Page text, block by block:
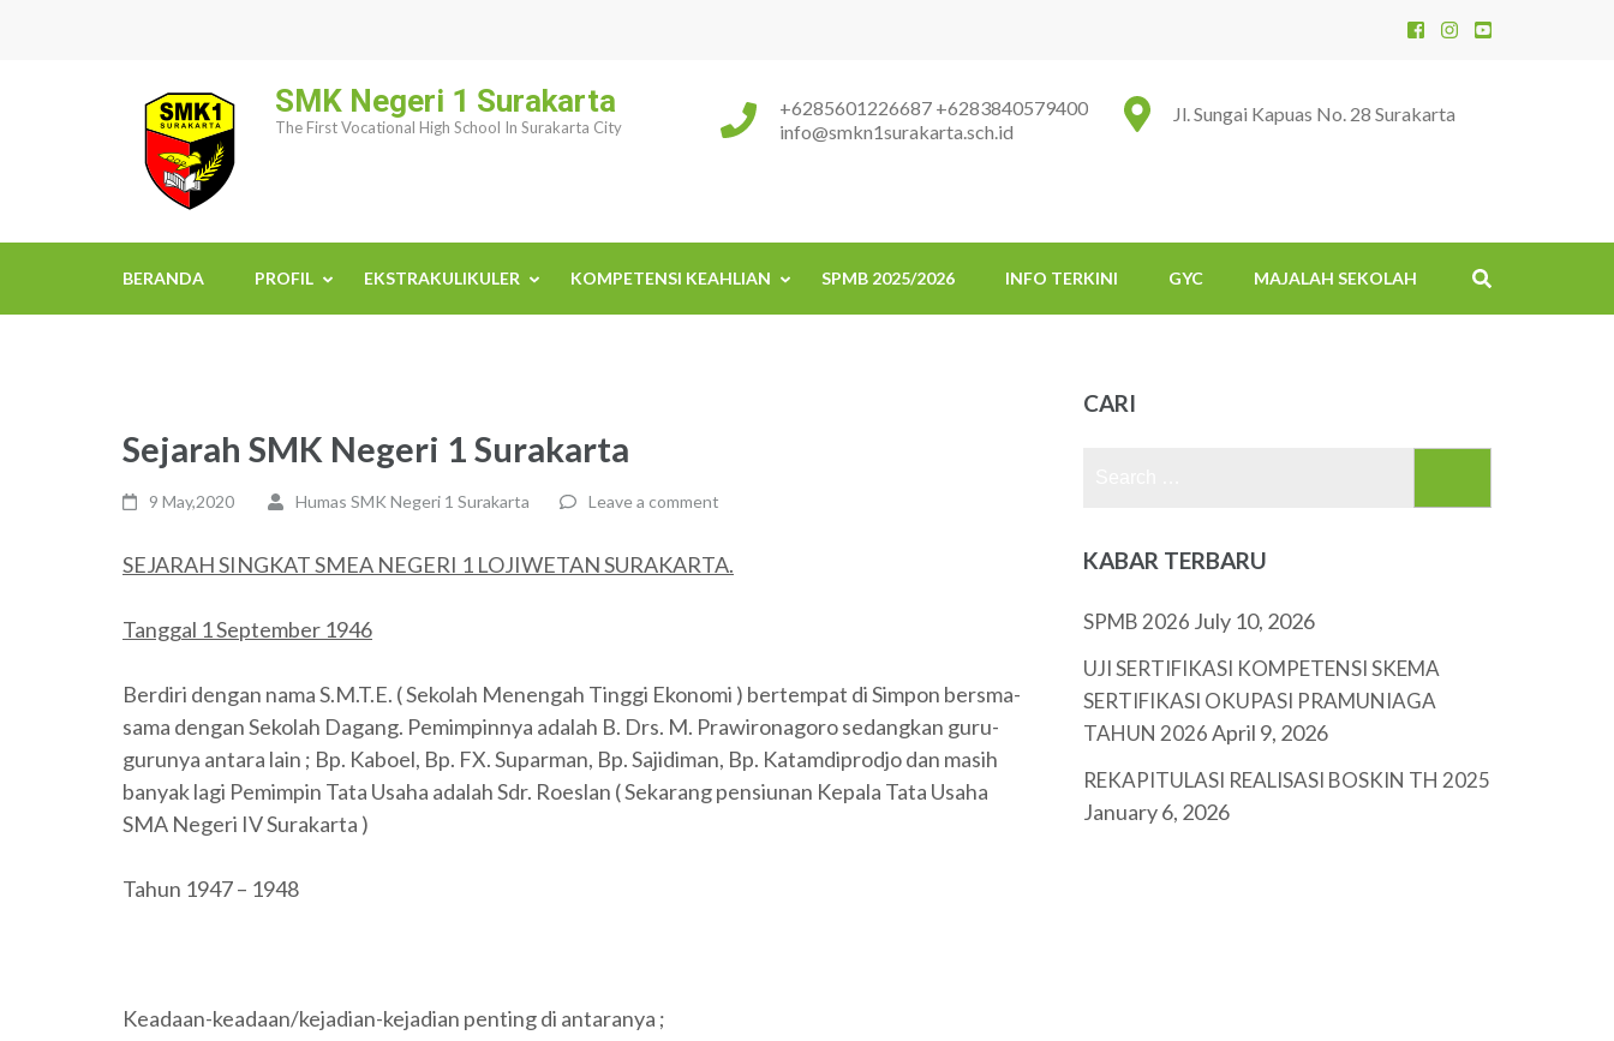
SMK Negeri 1 Surakarta
The First Vocational High School In Surakarta City
Jl. Sungai Kapuas No. 28 Surakarta
+6285601226687 +6283840579400
info@smkn1surakarta.sch.id
BERANDA PROFIL EKSTRAKULIKULER KOMPETENSI KEAHLIAN SPMB 2025/2026 INFO TERKINI GYC MAJALAH SEKOLAH
Sejarah SMK Negeri 1 Surakarta
9 May,2020 Humas SMK Negeri 1 Surakarta Leave a comment
SEJARAH SINGKAT SMEA NEGERI 1 LOJIWETAN SURAKARTA.
Tanggal 1 September 1946
Berdiri dengan nama S.M.T.E. ( Sekolah Menengah Tinggi Ekonomi ) bertempat di Simpon bersma-
sama dengan Sekolah Dagang. Pemimpinnya adalah B. Drs. M. Prawironagoro sedangkan guru-
gurunya antara lain ; Bp. Kaboel, Bp. FX. Suparman, Bp. Sajidiman, Bp. Katamdiprodjo dan masih
banyak lagi Pemimpin Tata Usaha adalah Sdr. Roeslan ( Sekarang pensiunan Kepala Tata Usaha
SMA Negeri IV Surakarta )
Tahun 1947 – 1948
Keadaan-keadaan/kejadian-kejadian penting di antaranya ;
CARI
KABAR TERBARU
SPMB 2026 July 10, 2026
UJI SERTIFIKASI KOMPETENSI SKEMA
SERTIFIKASI OKUPASI PRAMUNIAGA
TAHUN 2026April 9, 2026
REKAPITULASI REALISASI BOSKIN TH 2025
January 6, 2026